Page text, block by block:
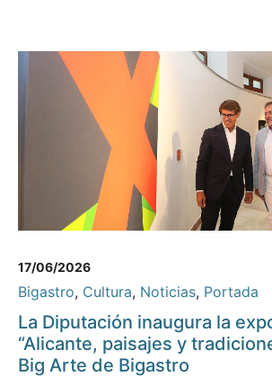
17/06/2026
Bigastro, Cultura, Noticias, Portada
La Diputación inaugura la
“Alicante, paisajes y
Big Arte de Bigastro